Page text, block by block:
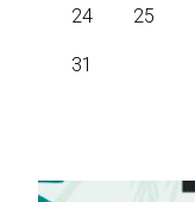
24 25
31